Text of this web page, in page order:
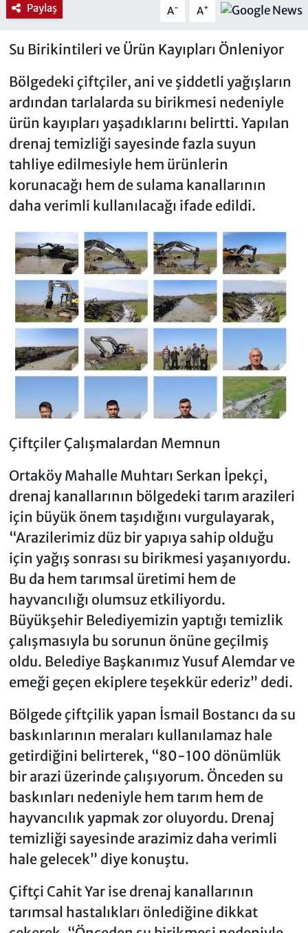
Paylaş A- A+
Su Birikintileri ve Ürün Kayıpları Önleniyor
Bölgedeki çiftçiler, ani ve şiddetli yağışların
ardından tarlalarda su birikmesi nedeniyle
ürün kayıpları yaşadıklarını belirtti. Yapılan
drenaj temizliği sayesinde fazla suyun
tahliye edilmesiyle hem ürünlerin
korunacağı hem de sulama kanallarının
daha verimli kullanılacağı ifade edildi.
Çiftçiler Çalışmalardan Memnun
Ortaköy Mahalle Muhtarı Serkan İpekçi,
drenaj kanallarının bölgedeki tarım arazileri
için büyük önem taşıdığını vurgulayarak,
“Arazilerimiz düz bir yapıya sahip olduğu
için yağış sonrası su birikmesi yaşanıyordu.
Bu da hem tarımsal üretimi hem de
hayvancılığı olumsuz etkiliyordu.
Büyükşehir Belediyemizin yaptığı temizlik
çalışmasıyla bu sorunun önüne geçilmiş
oldu. Belediye Başkanımız Yusuf Alemdar ve
emeği geçen ekiplere teşekkür ederiz” dedi.
Bölgede çiftçilik yapan İsmail Bostancı da su
baskınlarının meraları kullanılamaz hale
getirdiğini belirterek, “80-100 dönümlük
bir arazi üzerinde çalışıyorum. Önceden su
baskınları nedeniyle hem tarım hem de
hayvancılık yapmak zor oluyordu. Drenaj
temizliği sayesinde arazimiz daha verimli
hale gelecek” diye konuştu.
Çiftçi Cahit Yar ise drenaj kanallarının
tarımsal hastalıkları önlediğine dikkat